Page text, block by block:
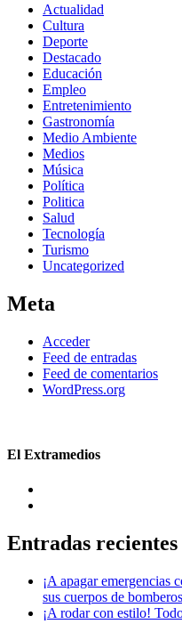
Actualidad
Cultura
Deporte
Destacado
Educación
Empleo
Entretenimiento
Gastronomía
Medio Ambiente
Medios
Música
Política
Politica
Salud
Tecnología
Turismo
Uncategorized
Meta
Acceder
Feed de entradas
Feed de comentarios
WordPress.org
El Extramedios
Entradas recientes
¡A apagar emergencias
sus cuerpos de
¡A rodar con estilo!